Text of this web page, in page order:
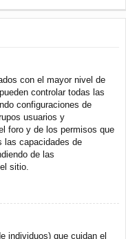
con el mayor nivel de
controlar todas las
configuraciones de
usuarios y
foro y de los permisos que
las capacidades de
de las
sitio.
individuos) que cuidan el